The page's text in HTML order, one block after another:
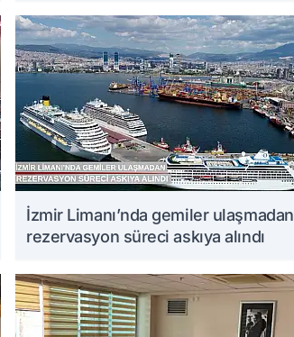
İzmir Limanı’nda gemiler ulaşmadan
rezervasyon süreci askıya alındı